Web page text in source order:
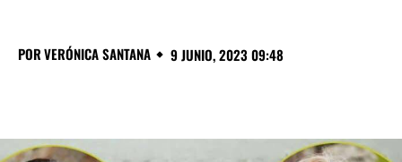
PORVERÓNICA SANTANA 9 JUNIO, 2023 09:48